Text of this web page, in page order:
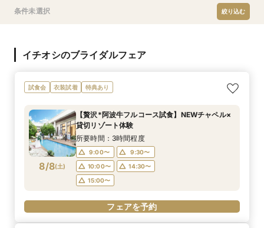
条件未選択 絞り込む
イチオシのブライダルフェア
試食会 衣装試着 特典あり
8/8(土)
【贅沢*阿波牛フルコース試食】NEWチャペル×
貸切リゾート体験
所要時間：3時間程度
9:00〜
9:30〜
10:00〜
14:30〜
15:00〜
フェアを予約